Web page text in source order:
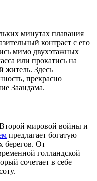
минутах плавания
контраст с его
мимо двухэтажных
или прокатись на
житель. Здесь
прекрасно
Заандама.
мировой войны и
предлагает богатую
берегов. От
голландской
сочетает в себе